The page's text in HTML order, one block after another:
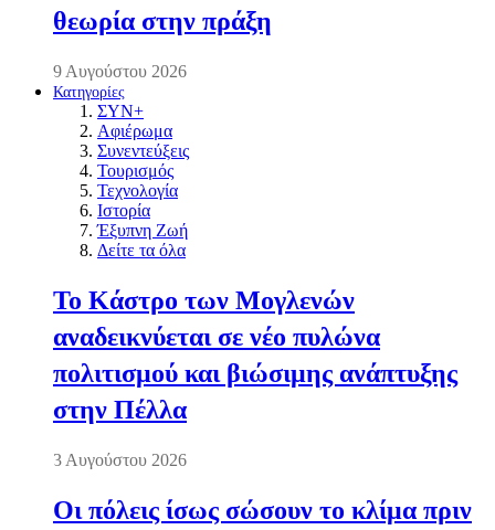
θεωρία στην πράξη
9 Αυγούστου 2026
Κατηγορίες
ΣΥΝ+
Αφιέρωμα
Συνεντεύξεις
Τουρισμός
Τεχνολογία
Ιστορία
Έξυπνη Ζωή
Δείτε τα όλα
Το Κάστρο των Μογλενών
αναδεικνύεται σε νέο πυλώνα
πολιτισμού και βιώσιμης ανάπτυξης
στην Πέλλα
3 Αυγούστου 2026
Οι πόλεις ίσως σώσουν το κλίμα πριν